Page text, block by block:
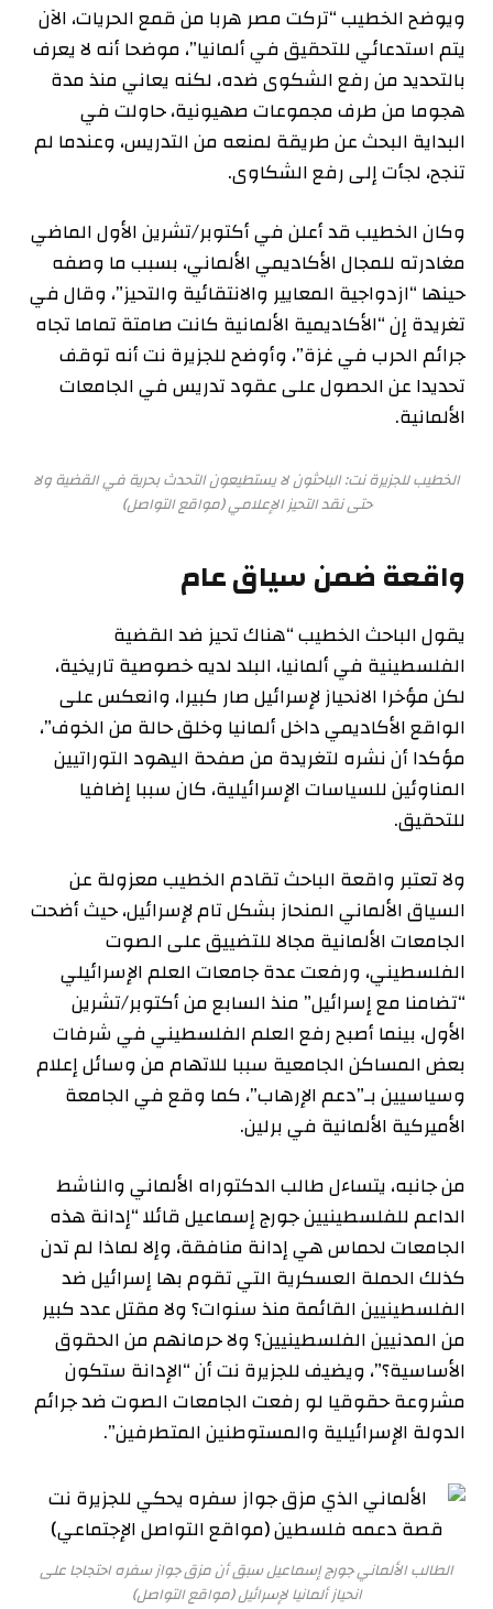
ويوضح الخطيب “تركت مصر هربا من قمع الحريات، الآن
يتم استدعائي للتحقيق في ألمانيا”، موضحا أنه لا يعرف
بالتحديد من رفع الشكوى ضده، لكنه يعاني منذ مدة
هجوما من طرف مجموعات صهيونية، حاولت في
البداية البحث عن طريقة لمنعه من التدريس، وعندما لم
تنجح، لجأت إلى رفع الشكاوى.
وكان الخطيب قد أعلن في أكتوبر/تشرين الأول الماضي
مغادرته للمجال الأكاديمي الألماني، بسبب ما وصفه
حينها “ازدواجية المعايير والانتقائية والتحيز”، وقال في
تغريدة إن “الأكاديمية الألمانية كانت صامتة تماما تجاه
جرائم الحرب في غزة”، وأوضح للجزيرة نت أنه توقف
تحديدا عن الحصول على عقود تدريس في الجامعات
الألمانية.
الخطيب للجزيرة نت: الباحثون لا يستطيعون التحدث بحرية في القضية ولا
حتى نقد التحيز الإعلامي (مواقع التواصل)
واقعة ضمن سياق عام
يقول الباحث الخطيب “هناك تحيز ضد القضية
الفلسطينية في ألمانيا، البلد لديه خصوصية تاريخية،
لكن مؤخرا الانحياز لإسرائيل صار كبيرا، وانعكس على
الواقع الأكاديمي داخل ألمانيا وخلق حالة من الخوف”،
مؤكدا أن نشره لتغريدة من صفحة اليهود التوراتيين
المناوئين للسياسات الإسرائيلية، كان سببا إضافيا
للتحقيق.
ولا تعتبر واقعة الباحث تقادم الخطيب معزولة عن
السياق الألماني المنحاز بشكل تام لإسرائيل، حيث أضحت
الجامعات الألمانية مجالا للتضييق على الصوت
الفلسطيني، ورفعت عدة جامعات العلم الإسرائيلي
“تضامنا مع إسرائيل” منذ السابع من أكتوبر/تشرين
الأول، بينما أصبح رفع العلم الفلسطيني في شرفات
بعض المساكن الجامعية سببا للاتهام من وسائل إعلام
وسياسيين بـ”دعم الإرهاب”، كما وقع في الجامعة
الأميركية الألمانية في برلين.
من جانبه، يتساءل طالب الدكتوراه الألماني والناشط
الداعم للفلسطينيين جورج إسماعيل قائلا “إدانة هذه
الجامعات لحماس هي إدانة منافقة، وإلا لماذا لم تدن
كذلك الحملة العسكرية التي تقوم بها إسرائيل ضد
الفلسطينيين القائمة منذ سنوات؟ ولا مقتل عدد كبير
من المدنيين الفلسطينيين؟ ولا حرمانهم من الحقوق
الأساسية؟”، ويضيف للجزيرة نت أن “الإدانة ستكون
مشروعة حقوقيا لو رفعت الجامعات الصوت ضد جرائم
الدولة الإسرائيلية والمستوطنين المتطرفين”.
الطالب الألماني جورج إسماعيل سبق أن مزق جواز سفره احتجاجا على
انحياز ألمانيا لإسرائيل (مواقع التواصل)